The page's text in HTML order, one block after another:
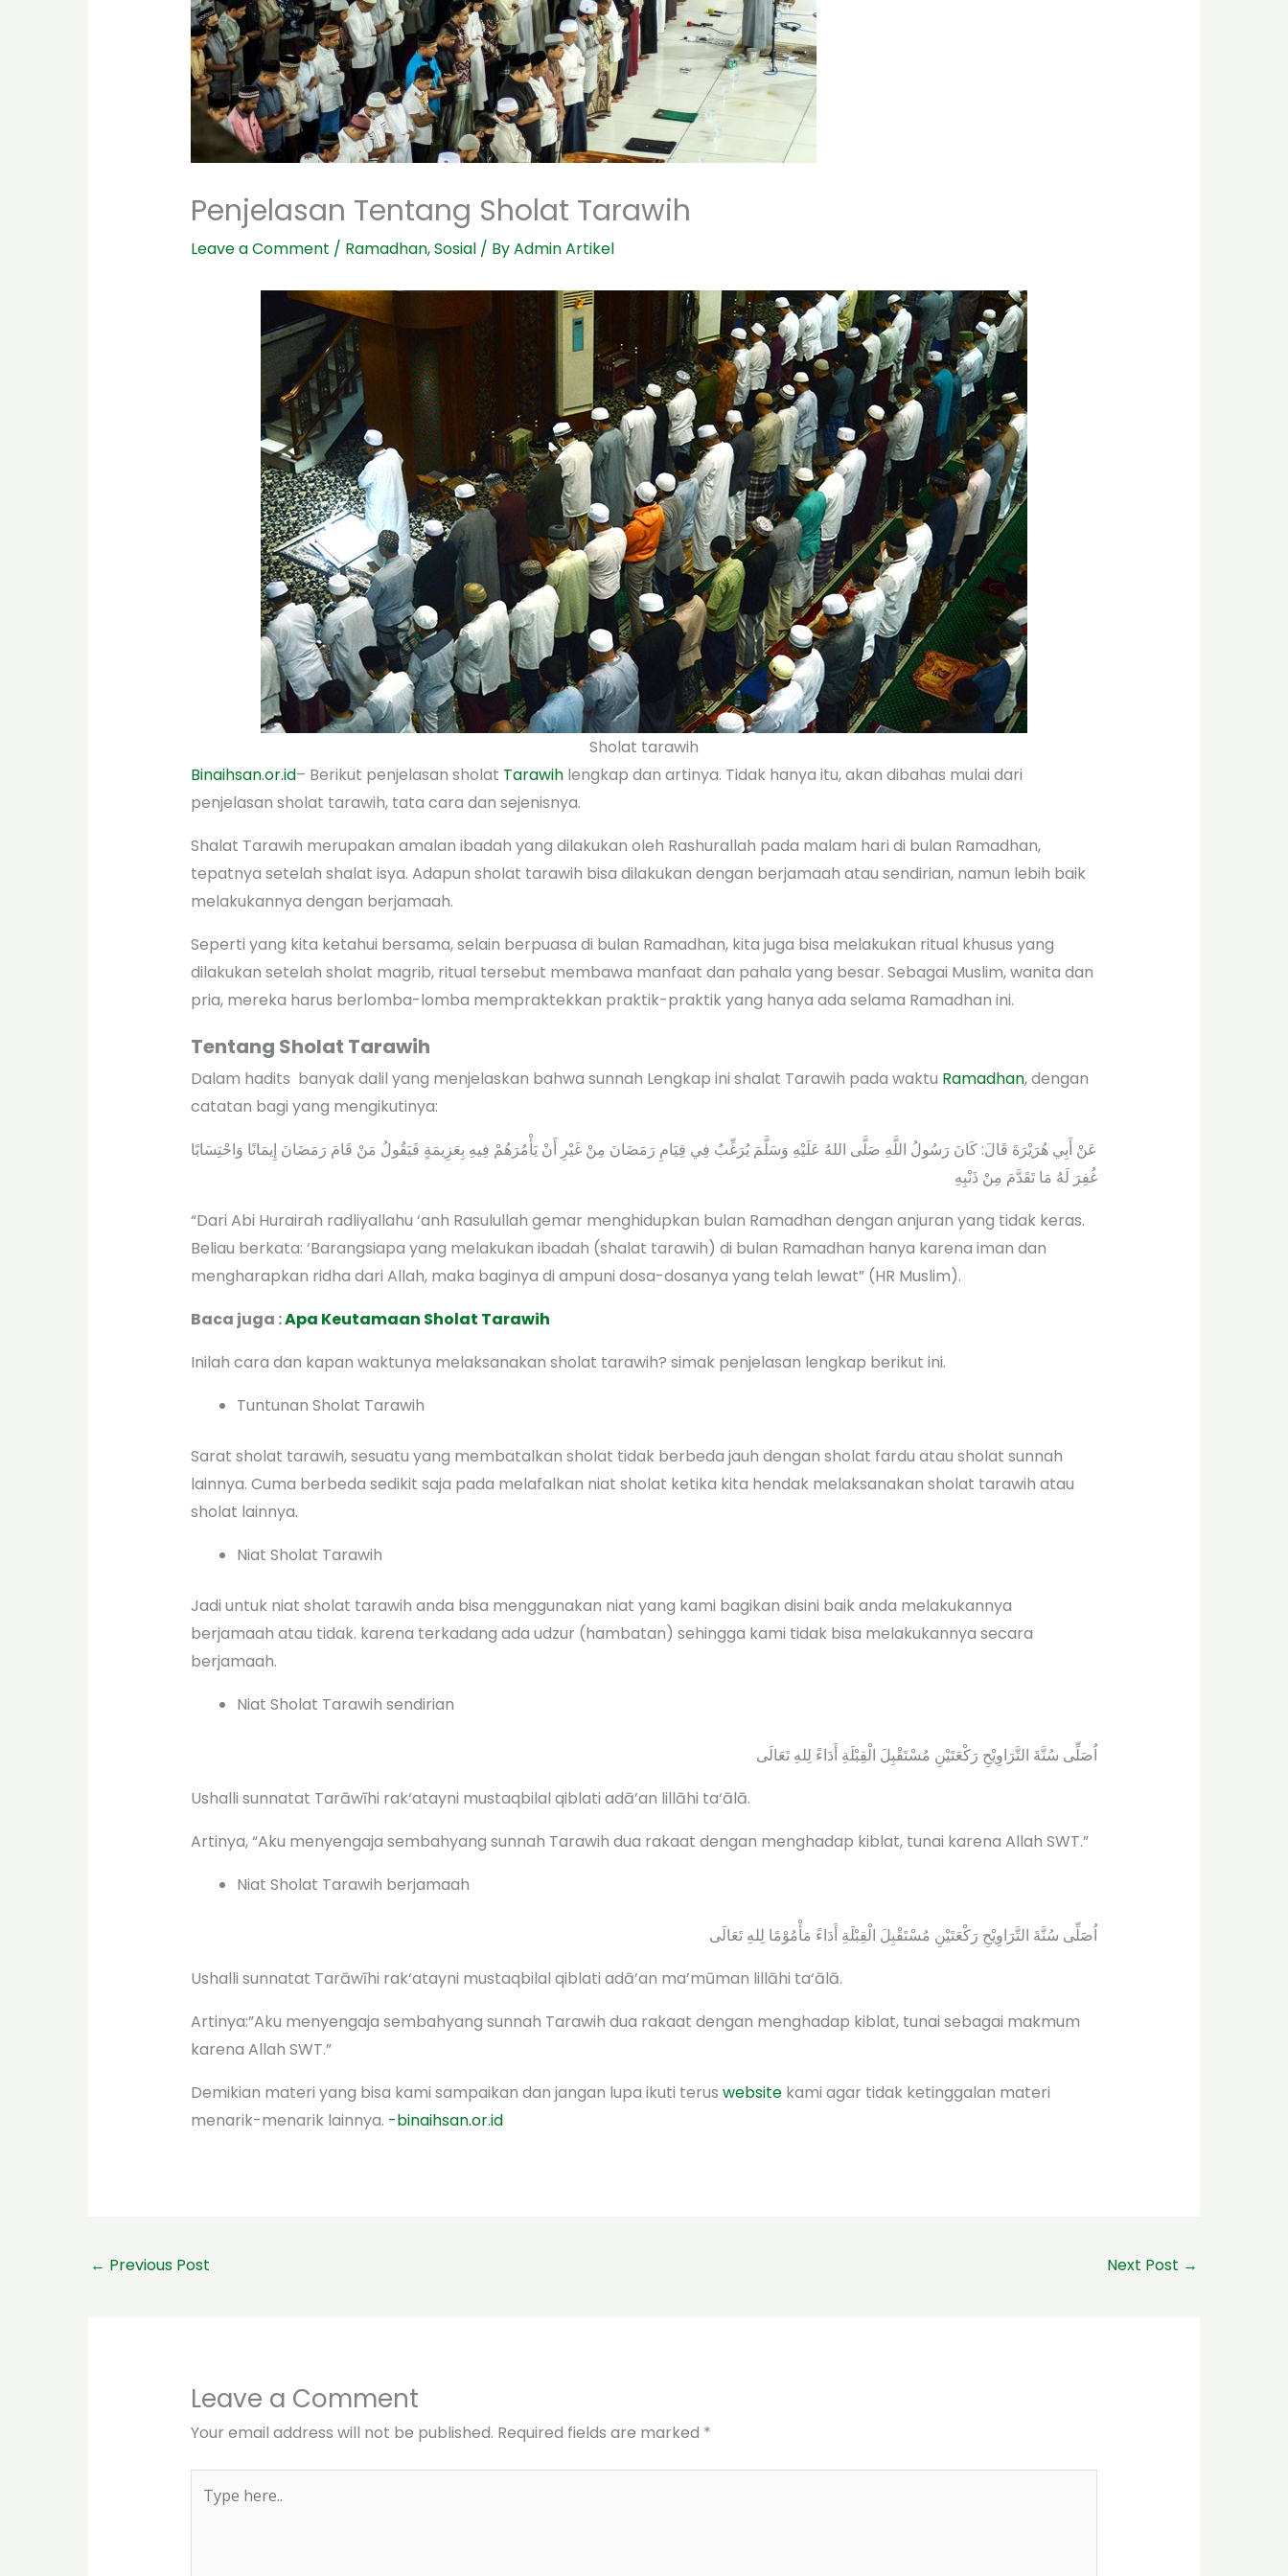
Penjelasan Tentang Sholat Tarawih
Leave a Comment / Ramadhan,Sosial/ ByAdmin Artikel
Sholat tarawih
Binaihsan.or.id– Berikut penjelasan sholat Tarawihlengkap dan artinya. Tidak hanya itu, akan dibahas mulai dari
penjelasan sholat tarawih, tata cara dan sejenisnya.
Shalat Tarawih merupakan amalan ibadah yang dilakukan oleh Rashurallah pada malam hari di bulan Ramadhan,
tepatnya setelah shalat isya. Adapun sholat tarawih bisa dilakukan dengan berjamaah atau sendirian, namun lebih baik
melakukannya dengan berjamaah.
Seperti yang kita ketahui bersama, selain berpuasa di bulan Ramadhan, kita juga bisa melakukan ritual khusus yang
dilakukan setelah sholat magrib, ritual tersebut membawa manfaat dan pahala yang besar. Sebagai Muslim, wanita dan
pria, mereka harus berlomba-lomba mempraktekkan praktik-praktik yang hanya ada selama Ramadhan ini.
Tentang Sholat Tarawih
Dalam hadits banyak dalil yang menjelaskan bahwa sunnah Lengkap ini shalat Tarawih pada waktu Ramadhan, dengan
catatan bagi yang mengikutinya:
عَنْ أَبِي هُرَيْرَةَ قَالَ: كَانَ رَسُولُ اللَّهِ صَلَّى اللهُ عَلَيْهِ وَسَلَّمَ يُرَغِّبُ فِي قِيَامِ رَمَضَانَ مِنْ غَيْرِ أَنْ يَأْمُرَهُمْ فِيهِ بِعَزِيمَةٍ فَيَقُولُ مَنْ قَامَ رَمَضَانَ إِيمَانًا وَاحْتِسَابًا
غُفِرَ لَهُ مَا تَقَدَّمَ مِنْ ذَنْبِهِ
“Dari Abi Hurairah radliyallahu ‘anh Rasulullah gemar menghidupkan bulan Ramadhan dengan anjuran yang tidak keras.
Beliau berkata: ‘Barangsiapa yang melakukan ibadah (shalat tarawih) di bulan Ramadhan hanya karena iman dan
mengharapkan ridha dari Allah, maka baginya di ampuni dosa-dosanya yang telah lewat” (HR Muslim).
Baca juga :Apa Keutamaan Sholat Tarawih
Inilah cara dan kapan waktunya melaksanakan sholat tarawih? simak penjelasan lengkap berikut ini.
Tuntunan Sholat Tarawih
Sarat sholat tarawih, sesuatu yang membatalkan sholat tidak berbeda jauh dengan sholat fardu atau sholat sunnah
lainnya. Cuma berbeda sedikit saja pada melafalkan niat sholat ketika kita hendak melaksanakan sholat tarawih atau
sholat lainnya.
Niat Sholat Tarawih
Jadi untuk niat sholat tarawih anda bisa menggunakan niat yang kami bagikan disini baik anda melakukannya
berjamaah atau tidak. karena terkadang ada udzur (hambatan) sehingga kami tidak bisa melakukannya secara
berjamaah.
Niat Sholat Tarawih sendirian
اُصَلِّى سُنَّةَ التَّرَاوِيْحِ رَكْعَتَيْنِ مُسْتَقْبِلَ الْقِبْلَةِ أَدَاءً لِلهِ تَعَالَى
Ushalli sunnatat Tarāwīhi rak‘atayni mustaqbilal qiblati adā’an lillāhi ta‘ālā.
Artinya, “Aku menyengaja sembahyang sunnah Tarawih dua rakaat dengan menghadap kiblat, tunai karena Allah SWT.”
Niat Sholat Tarawih berjamaah
اُصَلِّى سُنَّةَ التَّرَاوِيْحِ رَكْعَتَيْنِ مُسْتَقْبِلَ الْقِبْلَةِ أَدَاءً مَأْمُوْمًا لِلهِ تَعَالَى
Ushalli sunnatat Tarāwīhi rak‘atayni mustaqbilal qiblati adā’an ma’mūman lillāhi ta‘ālā.
Artinya:”Aku menyengaja sembahyang sunnah Tarawih dua rakaat dengan menghadap kiblat, tunai sebagai makmum
karena Allah SWT.”
Demikian materi yang bisa kami sampaikan dan jangan lupa ikuti terus websitekami agar tidak ketinggalan materi
menarik-menarik lainnya. -binaihsan.or.id
← Previous Post Next Post →
Leave a Comment
Your email address will not be published. Required fields are marked *
here..